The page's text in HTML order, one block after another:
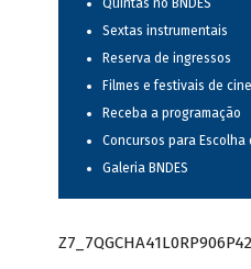
Quintas no BNDES
Sextas instrumentais
Reserva de ingressos
Filmes e festivais de
Receba a programação
Concursos para
Galeria BNDES